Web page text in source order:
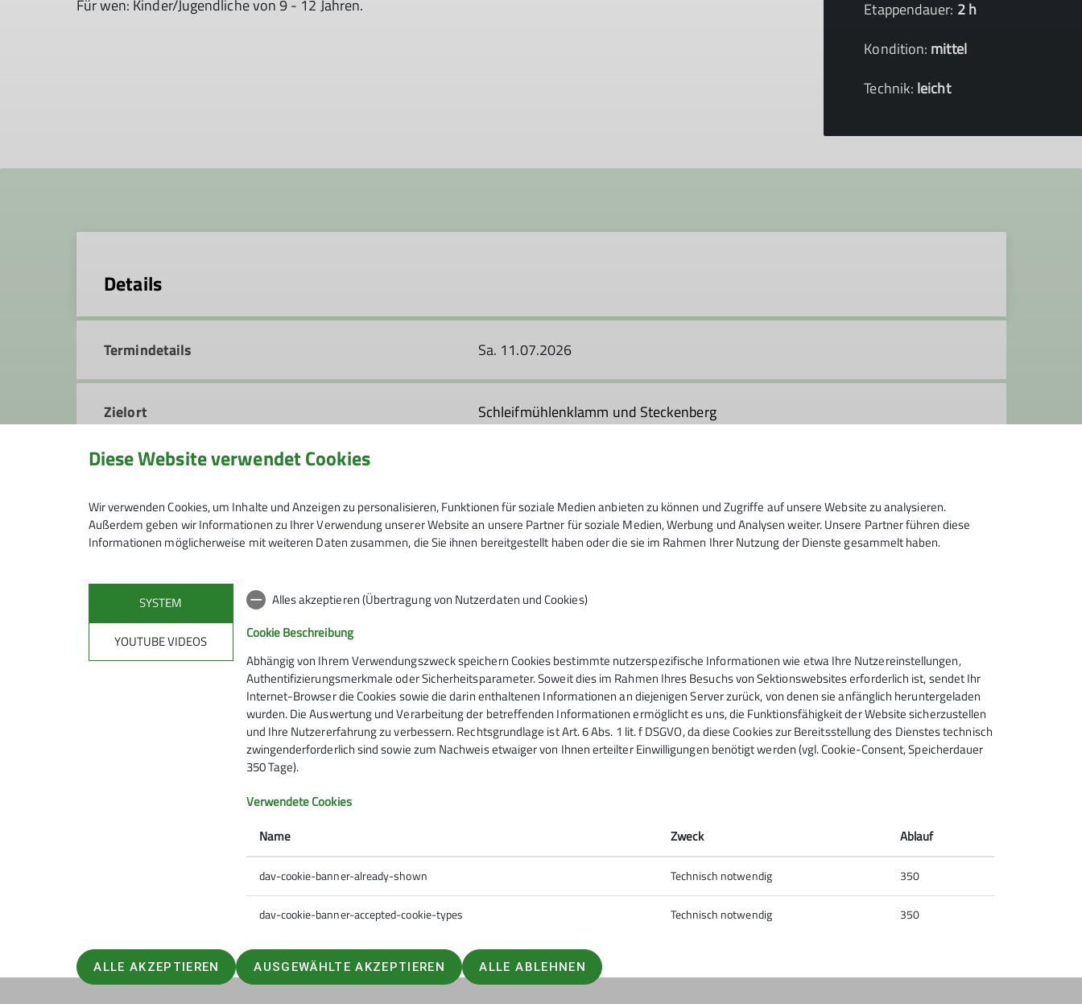
Für wen: Kinder/Jugendliche von 9 - 12 Jahren.
Etappendauer: 2 h
Kondition: mittel
Technik: leicht
Details
Termindetails Sa. 11.07.2026
Zielort Schleifmühlenklamm und Steckenberg
Anmeldung ab / bis 30.06.2026 / 10.07.2026
Sektion Schongau des
Deutschen Alpenvereins e.V.
Diese Website verwendet Cookies
Wir verwenden Cookies, um Inhalte und Anzeigen zu personalisieren, Funktionen für soziale Medien anbieten zu können und Zugriffe auf unsere Website zu analysieren.
Außerdem geben wir Informationen zu Ihrer Verwendung unserer Website an unsere Partner für soziale Medien, Werbung und Analysen weiter. Unsere Partner führen diese
Informationen möglicherweise mit weiteren Daten zusammen, die Sie ihnen bereitgestellt haben oder die sie im Rahmen Ihrer Nutzung der Dienste gesammelt haben.
SYSTEM
YOUTUBE VIDEOS
Alles akzeptieren (Übertragung von Nutzerdaten und Cookies)
Cookie Beschreibung
Abhängig von Ihrem Verwendungszweck speichern Cookies bestimmte nutzerspezifische Informationen wie etwa Ihre Nutzereinstellungen,
Authentifizierungsmerkmale oder Sicherheitsparameter. Soweit dies im Rahmen Ihres Besuchs von Sektionswebsites erforderlich ist, sendet Ihr
Internet-Browser die Cookies sowie die darin enthaltenen Informationen an diejenigen Server zurück, von denen sie anfänglich heruntergeladen
wurden. Die Auswertung und Verarbeitung der betreffenden Informationen ermöglicht es uns, die Funktionsfähigkeit der Website sicherzustellen
und Ihre Nutzererfahrung zu verbessern. Rechtsgrundlage ist Art. 6 Abs. 1 lit. f DSGVO, da diese Cookies zur Bereitsstellung des Dienstes technisch
zwingenderforderlich sind sowie zum Nachweis etwaiger von Ihnen erteilter Einwilligungen benötigt werden (vgl. Cookie-Consent, Speicherdauer
350 Tage).
Verwendete Cookies
Name
Zweck Ablauf
dav-cookie-banner-already-shown Technisch notwendig 350
dav-cookie-banner-accepted-cookie-types Technisch notwendig 350
ALLE AKZEPTIEREN AUSGEWÄHLTE AKZEPTIEREN ALLE ABLEHNEN